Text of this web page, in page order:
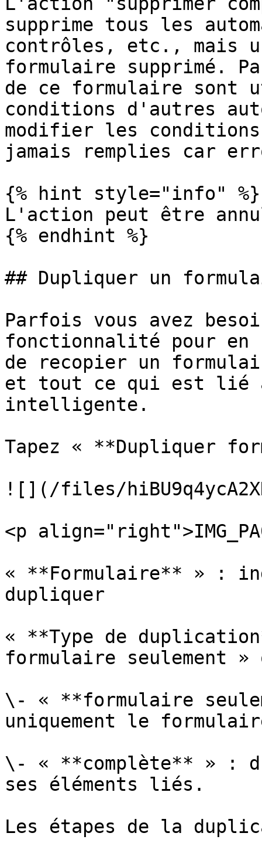
supprime tous les
contrôles, etc., mais
formulaire supprimé.
de ce formulaire sont
conditions d'autres
modifier les
jamais remplies car
{% hint style="info" %}
L'action peut être
{% endhint %}
## Dupliquer un
Parfois vous avez
fonctionnalité pour
de recopier un
et tout ce qui est lié
intelligente.
Tapez « **Dupliquer
![](/files/
<p
« **Formulaire** » :
dupliquer
« **Type de
formulaire seulement »
\- « **formulaire
uniquement le
\- « **complète** » :
ses éléments liés.
Les étapes de la